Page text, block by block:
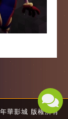
影城 版權所有